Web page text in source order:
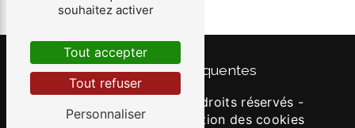
Recherches fréquentes
- 2026 - Tous droits réservés -
Mentions légales
Gestion des cookies
souhaitez activer
Tout accepter
Tout refuser
Personnaliser